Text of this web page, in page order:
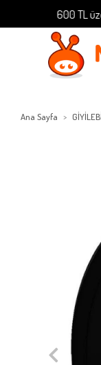
600 TL üzeri
Ana Sayfa